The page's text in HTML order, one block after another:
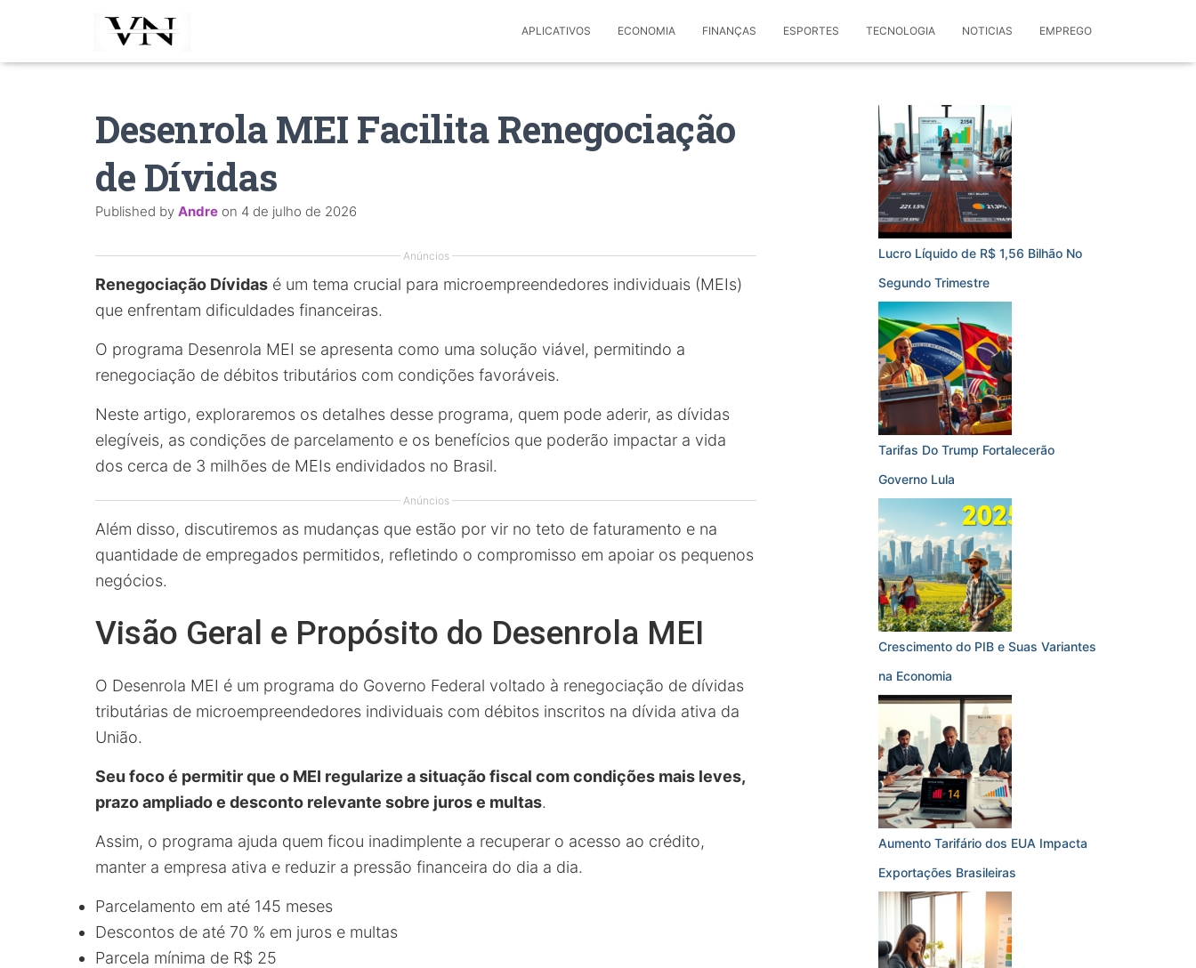
APLICATIVOS ECONOMIA FINANÇAS ESPORTES TECNOLOGIA NOTICIAS EMPREGO
Desenrola MEI Facilita Renegociação
de Dívidas
Published by Andre on 4 de julho de 2026
Anúncios
Renegociação Dívidas é um tema crucial para microempreendedores individuais (MEIs)
que enfrentam dificuldades financeiras.
O programa Desenrola MEI se apresenta como uma solução viável, permitindo a
renegociação de débitos tributários com condições favoráveis.
Neste artigo, exploraremos os detalhes desse programa, quem pode aderir, as dívidas
elegíveis, as condições de parcelamento e os benefícios que poderão impactar a vida
dos cerca de 3 milhões de MEIs endividados no Brasil.
Anúncios
Além disso, discutiremos as mudanças que estão por vir no teto de faturamento e na
quantidade de empregados permitidos, refletindo o compromisso em apoiar os pequenos
negócios.
Visão Geral e Propósito do Desenrola MEI
O Desenrola MEI é um programa do Governo Federal voltado à renegociação de dívidas
tributárias de microempreendedores individuais com débitos inscritos na dívida ativa da
União.
Seu foco é permitir que o MEI regularize a situação fiscal com condições mais leves,
prazo ampliado e desconto relevante sobre juros e multas.
Assim, o programa ajuda quem ficou inadimplente a recuperar o acesso ao crédito,
manter a empresa ativa e reduzir a pressão financeira do dia a dia.
Parcelamento em até 145 meses
Descontos de até 70 % em juros e multas
Parcela mínima de R$ 25
Lucro Líquido de R$ 1,56 Bilhão No
Segundo Trimestre
Tarifas Do Trump Fortalecerão
Governo Lula
Crescimento do PIB e Suas Variantes
na Economia
Aumento Tarifário dos EUA Impacta
Exportações Brasileiras